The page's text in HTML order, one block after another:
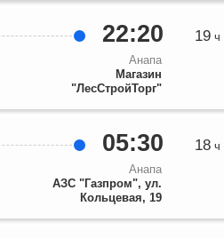
22:20
Анапа
Магазин
"ЛесСтройТорг"
19 ч
05:30
Анапа
АЗС "Газпром", ул.
Кольцевая, 19
18 ч